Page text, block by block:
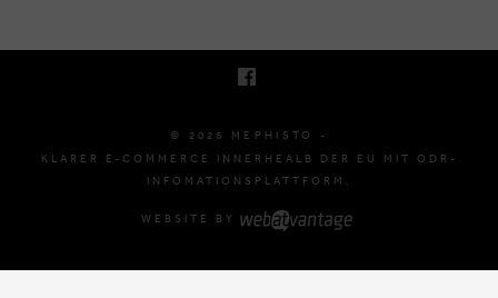
© 2026 MEPHISTO -
KLARER E-COMMERCE INNERHEALB DER EU MIT ODR-
INFOMATIONSPLATTFORM.
WEBSITE BY